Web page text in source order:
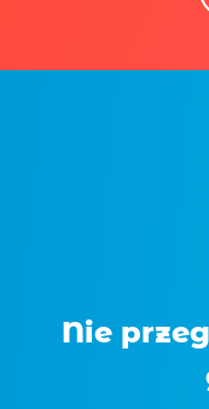
Nie